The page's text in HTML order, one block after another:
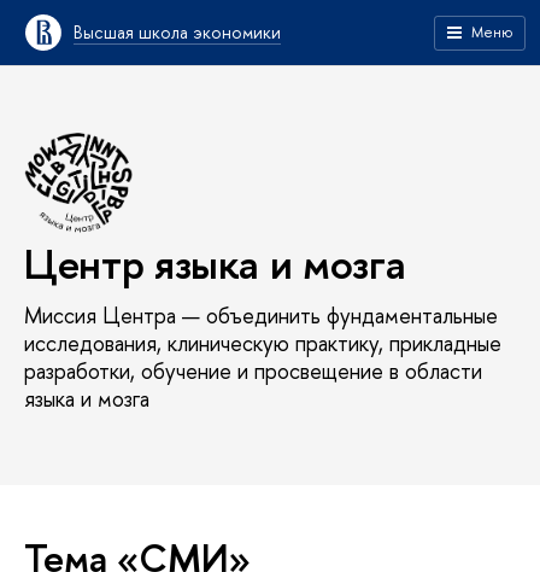
Высшая школа экономики Меню
Центр языка и мозга
Миссия Центра — объединить фундаментальные
исследования, клиническую практику, прикладные
разработки, обучение и просвещение в области
языка и мозга
Тема «СМИ»